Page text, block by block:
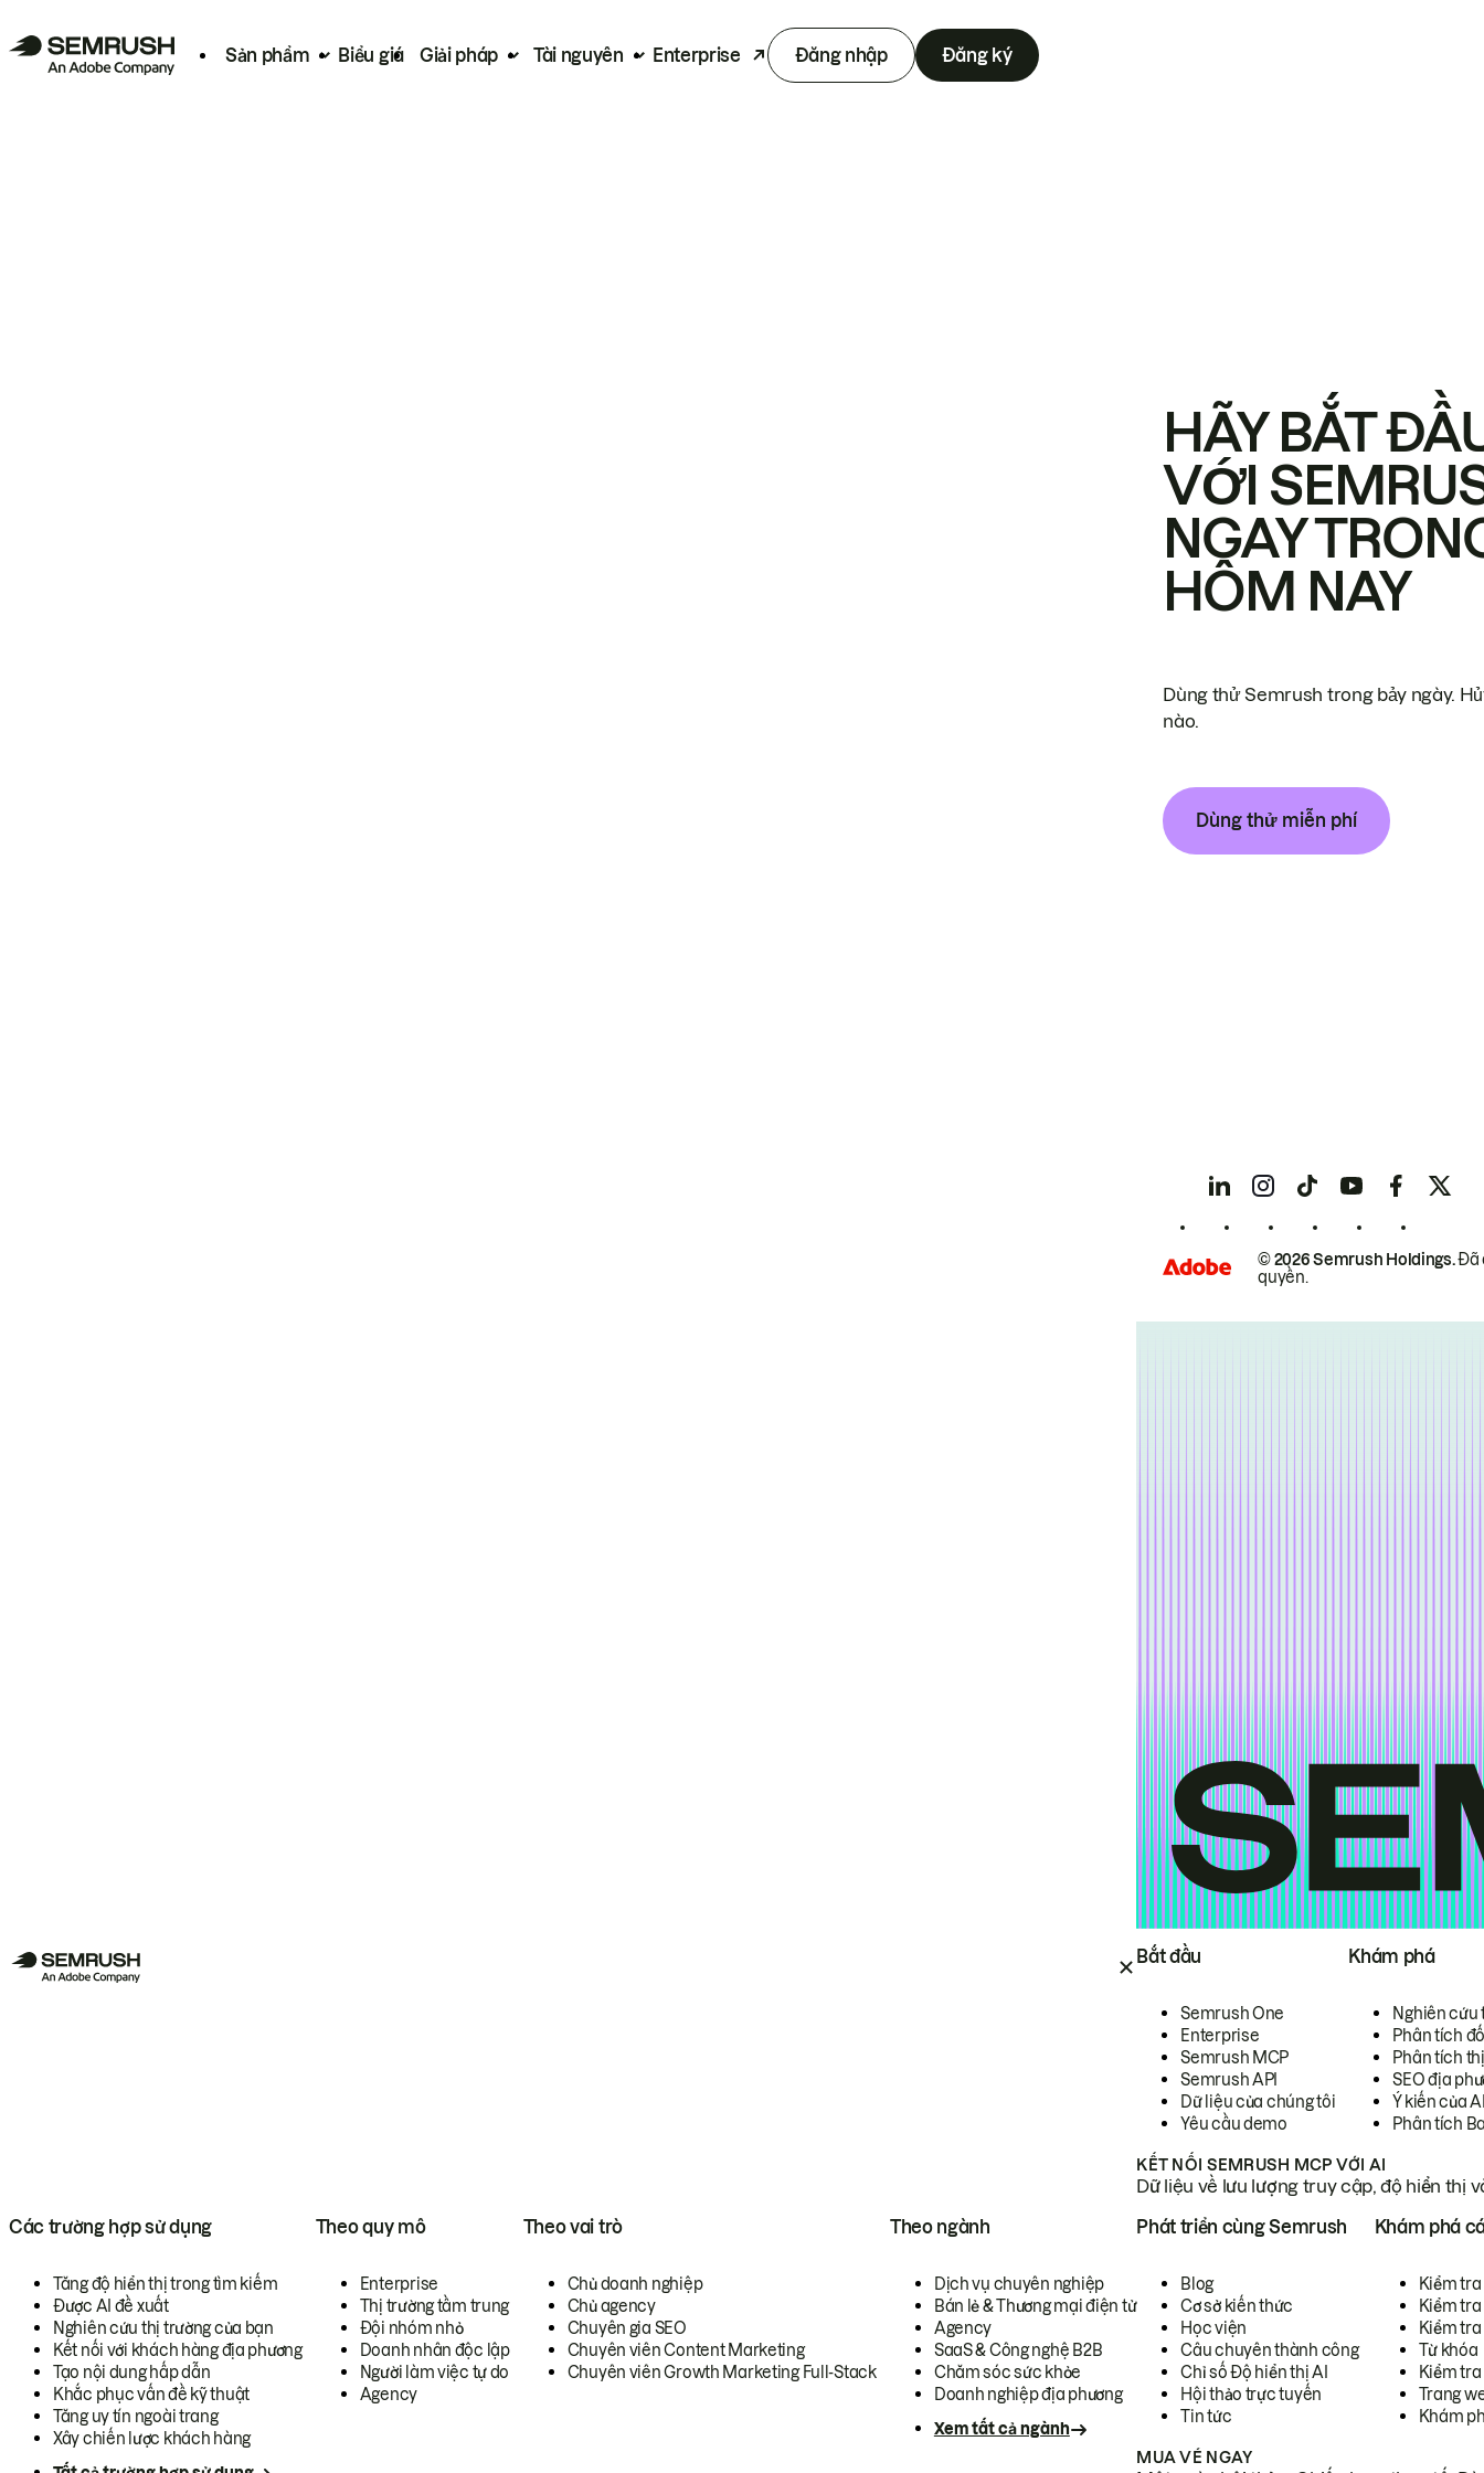
Sản phẩm Biểu giá Giải pháp Tài nguyên Enterprise Đăng nhập Đăng ký
Bắt đầu
Semrush One
Enterprise
Semrush MCP
Semrush API
Dữ liệu của chúng tôi
Yêu cầu demo
Khám phá
Nghiên cứu
Phân tích
Phân tích
SEO địa
Ý kiến của
Phân tích
KẾT NỐI SEMRUSH MCP VỚI AI
Dữ liệu về lưu lượng truy cập, độ hiển thị
Các trường hợp sử dụng
Tăng độ hiển thị trong tìm kiếm
Được AI đề xuất
Nghiên cứu thị trường của bạn
Kết nối với khách hàng địa phương
Tạo nội dung hấp dẫn
Khắc phục vấn đề kỹ thuật
Tăng uy tín ngoài trang
Xây chiến lược khách hàng
Theo quy mô
Enterprise
Thị trường tầm trung
Đội nhóm nhỏ
Doanh nhân độc lập
Người làm việc tự do
Agency
Theo vai trò
Chủ doanh nghiệp
Chủ agency
Chuyên gia SEO
Chuyên viên Content Marketing
Chuyên viên Growth Marketing Full-Stack
Theo ngành
Dịch vụ chuyên nghiệp
Bán lẻ & Thương mại điện tử
Agency
SaaS & Công nghệ B2B
Chăm sóc sức khỏe
Doanh nghiệp địa phương
Xem tất cả ngành
Phát triển cùng Semrush
Blog
Cơ sở kiến thức
Học viện
Câu chuyên thành công
Chỉ số Độ hiển thị AI
Hội thảo trực tuyến
Tin tức
Khám phá
Kiểm
Kiểm tra
Kiểm
Từ khóa
Kiểm
Trang
Khám
MUA VÉ NGAY
HÃY BẮT
VỚI
NGAY
HÔM NAY
Dùng thử Semrush trong bảy ngày.
nào.
Dùng thử miễn phí
© 2026 Semrush Holdings.Đã
quyền.